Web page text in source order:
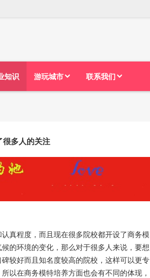
知识 游玩城市 联系我们
很多人的关注
真程度，而且现在很多院校都开设了商务模
的环境的变化，那么对于很多人来说，要想
较好而且知名度较高的院校，这样可以更专
以在商务模特培养方面也会有不同的体现，